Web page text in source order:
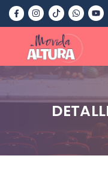
Saltar
contenido